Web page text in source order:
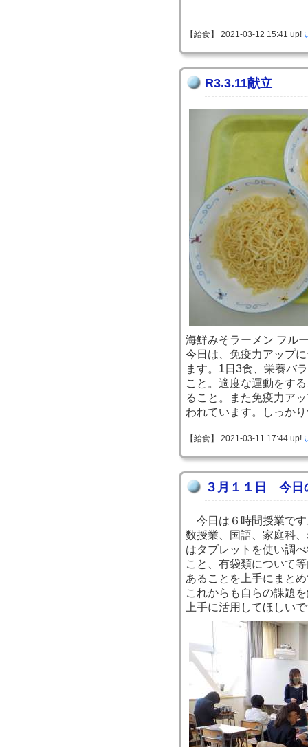
【給食】 2021-03-12 15:41 up!
R3.3.11献立
海鮮みそラーメン フル
今日は、免疫力アップ
ます。1日3食、栄養バ
こと。適度な運動をす
ること。また免疫力ア
われています。しっか
【給食】 2021-03-11 17:44 up!
３月１１日 今日
今日は６時間授業です
数授業、国語、家庭科
はタブレットを使い調
こと、有袋類について
あることを上手にまと
これからも自らの課題
上手に活用してほしい